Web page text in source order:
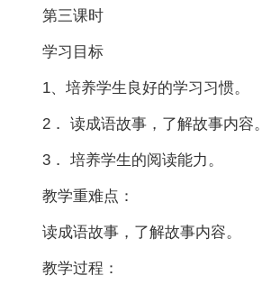
第三课时
学习目标
1、培养学生良好的学习习惯。
2． 读成语故事，了解故事内容。
3． 培养学生的阅读能力。
教学重难点：
读成语故事，了解故事内容。
教学过程：